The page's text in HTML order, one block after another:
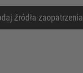
źródła zaopatrzenia